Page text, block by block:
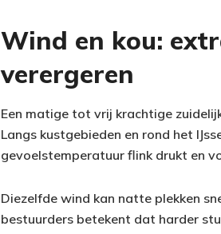
Wind en kou:
verergeren
Een matige tot vrij krachtige
Langs kustgebieden en rond het
gevoelstemperatuur flink drukt en
Diezelfde wind kan natte plekken
bestuurders betekent dat harder